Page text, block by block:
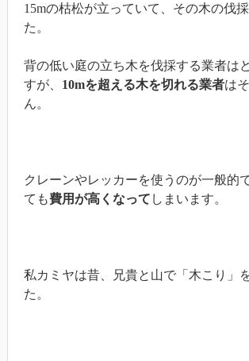
15mの枯松が立っていて、その木の伐
た。
背の低い庭の立ち木を伐採する業者は
すが、 10mを超える木を切れる業者は
ん。
クレーンやレッカーを使うのが一般的
ても費用が高くなって しまいます。
私カミヤは昔、兄貴と山で「木こり」
た。